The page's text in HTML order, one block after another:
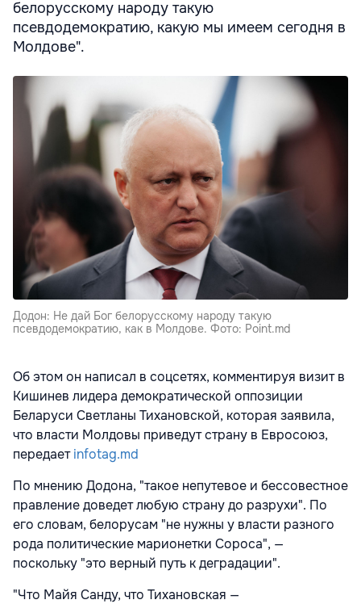
белорусскому народу такую
псевдодемократию, какую мы имеем сегодня в
Молдове".
Додон: Не дай Бог белорусскому народу такую
псевдодемократию, как в Молдове. Фото: Point.md
Об этом он написал в соцсетях, комментируя визит в
Кишинев лидера демократической оппозиции
Беларуси Светланы Тихановской, которая заявила,
что власти Молдовы приведут страну в Евросоюз,
передаетinfotag.md
По мнению Додона, "такое непутевое и бессовестное
правление доведет любую страну до разрухи". По
его словам, белорусам "не нужны у власти разного
рода политические марионетки Сороса", —
поскольку "это верный путь к деградации".
"Что Майя Санду, что Тихановская —